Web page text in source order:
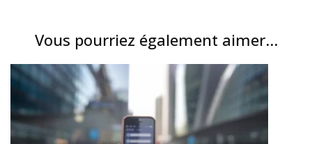
Vous pourriez également aimer...